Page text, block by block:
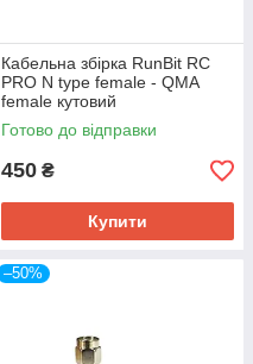
Кабельна збірка RunBit RC
PRO N type female - QMA
female кутовий
Готово до відправки
450 ₴
Купити
–50%